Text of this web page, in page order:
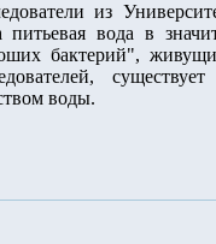
из
питьевая вода в
бактерий",
воды.